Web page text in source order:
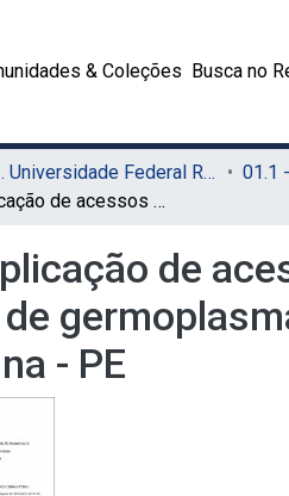
& Coleções Busca no
01. Universidade Federal Rural de Pernambuco - UFRPE (Sede) 01.1
Multiplicação de acessos de acerola (Malpighia emarginata DC) do banco ativo de germoplasma da Estação Experimental de Cana-de-açúcar do Carpina - PE
de
- PE